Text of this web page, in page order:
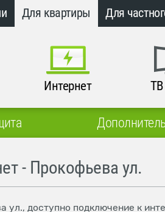
Для квартиры Для
Интернет
- Прокофьева ул.
ул., доступно подключение к